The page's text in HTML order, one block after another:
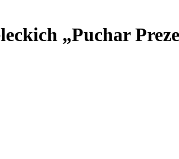
„Puchar